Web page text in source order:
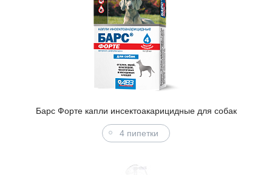
Барс Форте капли инсектоакарицидные для собак
4 пипетки